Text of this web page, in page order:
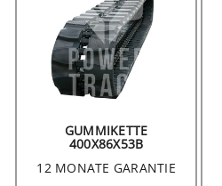
GUMMIKETTE
400X86X53B
12 MONATE GARANTIE